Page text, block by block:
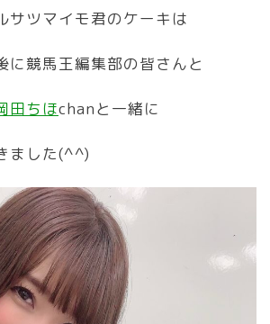
サツマイモ君のケーキは
に競馬王編集部の皆さんと
田ちほchanと一緒に
ました(^^)